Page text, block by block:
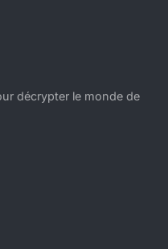
décrypter le monde de